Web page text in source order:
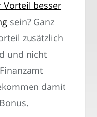
Vorteil besser
sein? Ganz
zusätzlich
und nicht
damit